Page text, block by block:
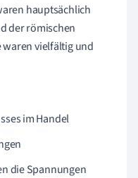
hauptsächlich
der römischen
waren vielfältig und
im Handel
die Spannungen